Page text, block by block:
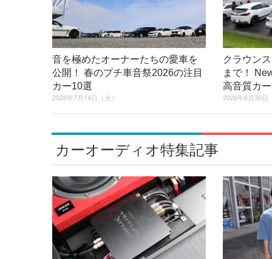
音を極めたオーナーたちの愛車を
公開！ 春のプチ車音祭2026の注目
カー10選
2026年7月14日（火）
クラウン
まで！
高音質カ
2026年6月30日
カーオーディオ特集記事